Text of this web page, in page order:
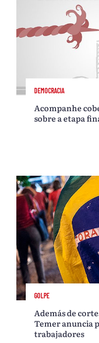
DEMOCRACIA
Acompanhe
sobre a etapa
GOLPE
Además de
Temer anuncia
trabajadores